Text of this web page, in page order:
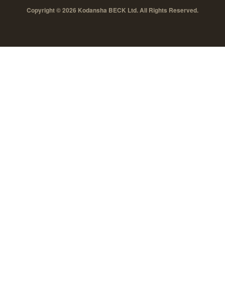
Copyright © 2026 Kodansha BECK Ltd. All Rights Reserved.